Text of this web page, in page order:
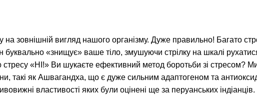
на зовнішній вигляд нашого організму. Дуже правильно! Багато
буквально «знищує» ваше тіло, змушуючи стрілку на шкалі
«НІ!» Ви шукаєте ефективний метод боротьби зі стресом?
такі як Ашвагандха, що є дуже сильним адаптогеном та
властивості яких були оцінені ще за перуанських індіанців.